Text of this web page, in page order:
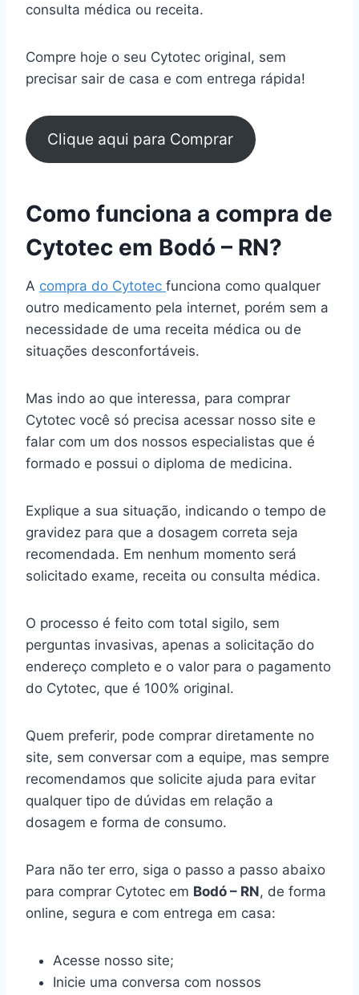
consulta médica ou receita.
Compre hoje o seu Cytotec original, sem
precisar sair de casa e com entrega rápida!
Clique aqui para Comprar
Como funciona a compra de
Cytotec em Bodó – RN?
A compra do Cytotec funciona como qualquer
outro medicamento pela internet, porém sem a
necessidade de uma receita médica ou de
situações desconfortáveis.
Mas indo ao que interessa, para comprar
Cytotec você só precisa acessar nosso site e
falar com um dos nossos especialistas que é
formado e possui o diploma de medicina.
Explique a sua situação, indicando o tempo de
gravidez para que a dosagem correta seja
recomendada. Em nenhum momento será
solicitado exame, receita ou consulta médica.
O processo é feito com total sigilo, sem
perguntas invasivas, apenas a solicitação do
endereço completo e o valor para o pagamento
do Cytotec, que é 100% original.
Quem preferir, pode comprar diretamente no
site, sem conversar com a equipe, mas sempre
recomendamos que solicite ajuda para evitar
qualquer tipo de dúvidas em relação a
dosagem e forma de consumo.
Para não ter erro, siga o passo a passo abaixo
para comprar Cytotec em Bodó – RN, de forma
online, segura e com entrega em casa:
Acesse nosso site;
Inicie uma conversa com nossos